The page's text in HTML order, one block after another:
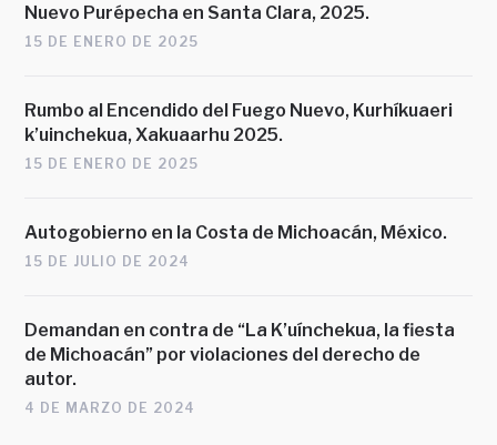
Nuevo Purépecha en Santa Clara, 2025.
15 DE ENERO DE 2025
Rumbo al Encendido del Fuego Nuevo, Kurhíkuaeri
k’uinchekua, Xakuaarhu 2025.
15 DE ENERO DE 2025
Autogobierno en la Costa de Michoacán, México.
15 DE JULIO DE 2024
Demandan en contra de “La K’uínchekua, la fiesta
de Michoacán” por violaciones del derecho de
autor.
4 DE MARZO DE 2024